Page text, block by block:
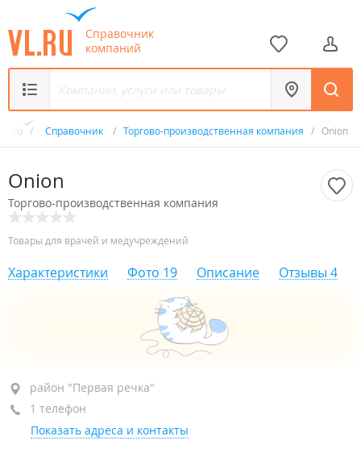
Справочник
компаний
VL.ru / Справочник / Торгово-производственная компания / Onion
Onion
Торгово-производственная компания
Товары для врачей и медучреждений
Характеристики Фото 19 Описание Отзывы 4
район "Первая речка", пр-т Океанский, 87А
на территории "Магазина Красоты"
+7 924 000-01-03
район "Первая речка"
1 телефон
Показать адреса и контакты